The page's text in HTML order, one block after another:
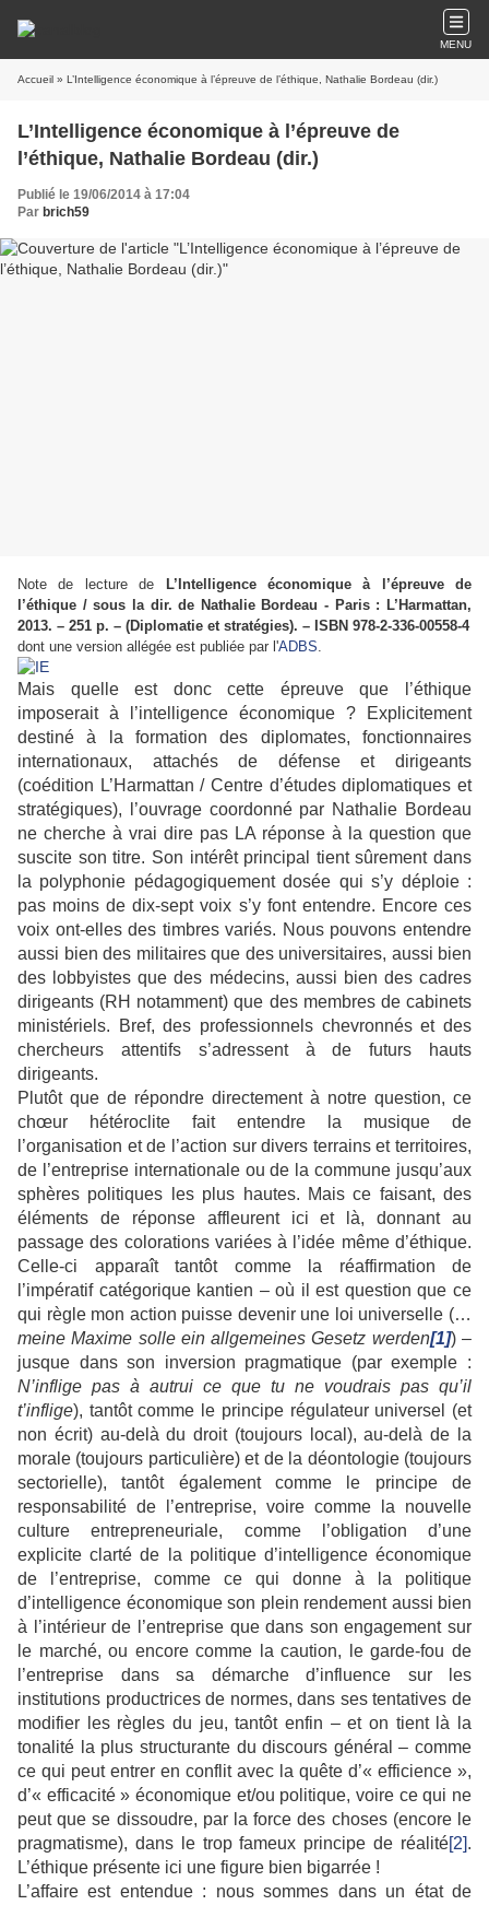
MENU
Accueil » L’Intelligence économique à l’épreuve de l’éthique, Nathalie Bordeau (dir.)
L’Intelligence économique à l’épreuve de
l’éthique, Nathalie Bordeau (dir.)
Publié le 19/06/2014 à 17:04
Par brich59
Note de lecture de
L’Intelligence économique à l’épreuve de
l’éthique / sous la dir. de Nathalie Bordeau - Paris : L’Harmattan,
2013. – 251 p. – (Diplomatie et stratégies). – ISBN 978-2-336-00558-4
dont une version allégée est publiée par l'ADBS.
Mais quelle est donc cette épreuve que l’éthique
imposerait à l’intelligence économique ? Explicitement
destiné à la formation des diplomates, fonctionnaires
internationaux, attachés de défense et dirigeants
(coédition L’Harmattan / Centre d’études diplomatiques et
stratégiques), l’ouvrage coordonné par Nathalie Bordeau
ne cherche à vrai dire pas LA réponse à la question que
suscite son titre. Son intérêt principal tient sûrement dans
la polyphonie pédagogiquement dosée qui s’y déploie :
pas moins de dix-sept voix s’y font entendre. Encore ces
voix ont-elles des timbres variés. Nous pouvons entendre
aussi bien des militaires que des universitaires, aussi bien
des lobbyistes que des médecins, aussi bien des cadres
dirigeants (RH notamment) que des membres de cabinets
ministériels. Bref, des professionnels chevronnés et des
chercheurs attentifs s’adressent à de futurs hauts
dirigeants.
Plutôt que de répondre directement à notre question, ce
chœur hétéroclite fait entendre la musique de
l’organisation et de l’action sur divers terrains et territoires,
de l’entreprise internationale ou de la commune jusqu’aux
sphères politiques les plus hautes. Mais ce faisant, des
éléments de réponse affleurent ici et là, donnant au
passage des colorations variées à l’idée même d’éthique.
Celle-ci apparaît tantôt comme la réaffirmation de
l’impératif catégorique kantien – où il est question que ce
qui règle mon action puisse devenir une loi universelle (…
meine Maxime solle ein allgemeines Gesetz werden[1]) –
jusque dans son inversion pragmatique (par exemple :
N’inflige pas à autrui ce que tu ne voudrais pas qu’il
t’inflige), tantôt comme le principe régulateur universel (et
non écrit) au-delà du droit (toujours local), au-delà de la
morale (toujours particulière) et de la déontologie (toujours
sectorielle), tantôt également comme le principe de
responsabilité de l’entreprise, voire comme la nouvelle
culture entrepreneuriale, comme l’obligation d’une
explicite clarté de la politique d’intelligence économique
de l’entreprise, comme ce qui donne à la politique
d’intelligence économique son plein rendement aussi bien
à l’intérieur de l’entreprise que dans son engagement sur
le marché, ou encore comme la caution, le garde-fou de
l’entreprise dans sa démarche d’influence sur les
institutions productrices de normes, dans ses tentatives de
modifier les règles du jeu, tantôt enfin – et on tient là la
tonalité la plus structurante du discours général – comme
ce qui peut entrer en conflit avec la quête d’« efficience »,
d’« efficacité » économique et/ou politique, voire ce qui ne
peut que se dissoudre, par la force des choses (encore le
pragmatisme), dans le trop fameux principe de réalité[2].
L’éthique présente ici une figure bien bigarrée !
L’affaire est entendue : nous sommes dans un état de